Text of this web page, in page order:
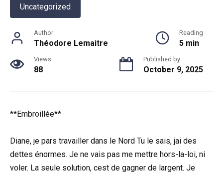
Uncategorized
Author
Théodore Lemaitre
Reading
5 min
Views
88
Published by
October 9, 2025
**Embroillée**
Diane, je pars travailler dans le Nord Tu le sais, jai des
dettes énormes. Je ne vais pas me mettre hors-la-loi, ni
voler. La seule solution, cest de gagner de largent. Je